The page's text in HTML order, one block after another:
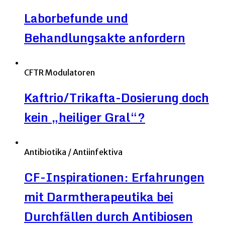
Laborbefunde und
Behandlungsakte anfordern
CFTR Modulatoren
Kaftrio/Trikafta-Dosierung doch
kein „heiliger Gral“?
Antibiotika / Antiinfektiva
CF-Inspirationen: Erfahrungen
mit Darmtherapeutika bei
Durchfällen durch Antibiosen